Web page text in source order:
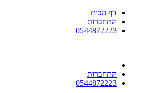
דף הבית
התחברות
0544872223
התחברות
0544872223